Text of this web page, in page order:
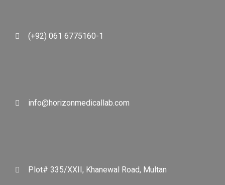
(+92) 061 6775160-1
info@horizonmedicallab.com
Plot# 335/XXII, Khanewal Road, Multan